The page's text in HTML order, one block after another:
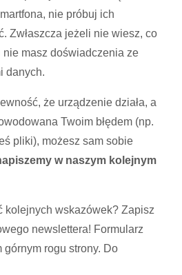
nie próbuj ich
Zwłaszcza jeżeli nie wiesz, co
nie masz doświadczenia ze
danych.
że urządzenie działa, a
Twoim błędem (np.
pliki), możesz sam sobie
w naszym kolejnym
kolejnych wskazówek? Zapisz
newslettera! Formularz
rogu strony. Do